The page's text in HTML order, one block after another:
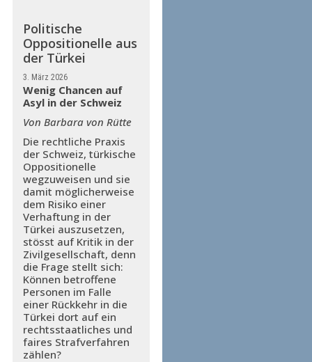
Politische
Oppositionelle aus
der Türkei
3. März 2026
Wenig Chancen auf
Asyl in der Schweiz
Von Barbara von Rütte
Die rechtliche Praxis
der Schweiz, türkische
Oppositionelle
wegzuweisen und sie
damit möglicherweise
dem Risiko einer
Verhaftung in der
Türkei auszusetzen,
stösst auf Kritik in der
Zivilgesellschaft, denn
die Frage stellt sich:
Können betroffene
Personen im Falle
einer Rückkehr in die
Türkei dort auf ein
rechtsstaatliches und
faires Strafverfahren
zählen?